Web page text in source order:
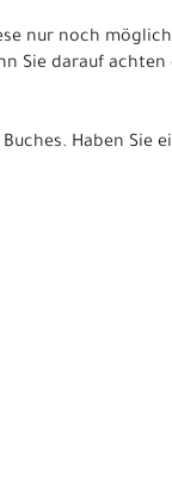
nur noch
Sie darauf achten
Haben Sie